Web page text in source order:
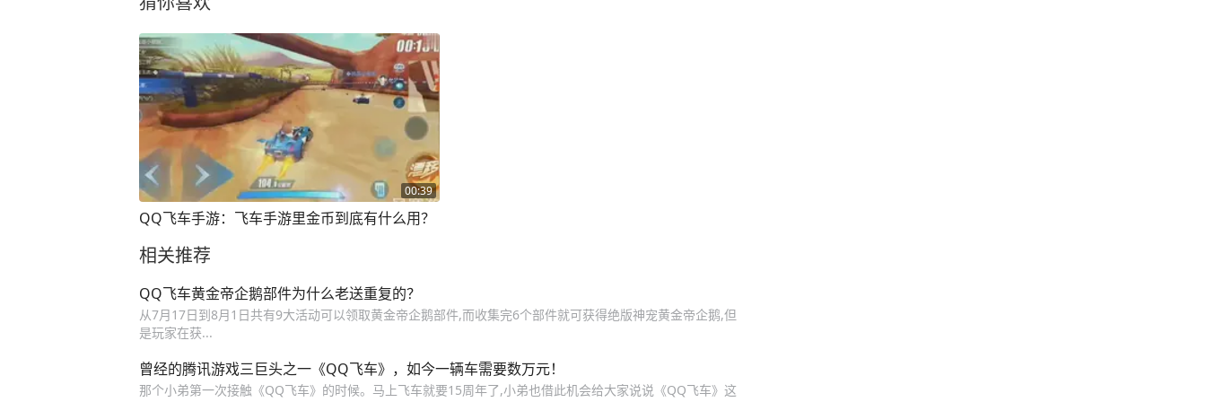
00:39
QQ飞车手游：飞车手游里金币到底有什么用？
相关推荐
QQ飞车黄金帝企鹅部件为什么老送重复的？
从7月17日到8月1日共有9大活动可以领取黄金帝企鹅部件,而收集完6个部件就可获得绝版神宠黄金帝企鹅,但
是玩家在获...
曾经的腾讯游戏三巨头之一《QQ飞车》，如今一辆车需要数万元！
那个小弟第一次接触《QQ飞车》的时候。马上飞车就要15周年了,小弟也借此机会给大家说说《QQ飞车》这